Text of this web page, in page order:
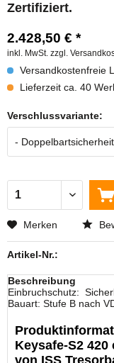
Zertifiziert.
2.428,50 € *
inkl. MwSt. zzgl.
Versandkostenfreie
Lieferzeit ca. 40
Verschlussvariante:
Merken
Artikel-Nr.:
Beschreibung
Einbruchschutz:
Bauart: Stufe B nach
Keysafe-S2
von ISS